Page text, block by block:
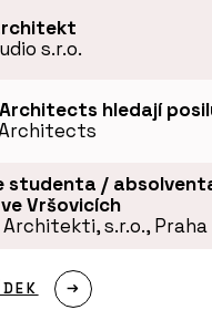
s.r.o.
hledají
studenta /
Vršovicích
s.r.o., Praha